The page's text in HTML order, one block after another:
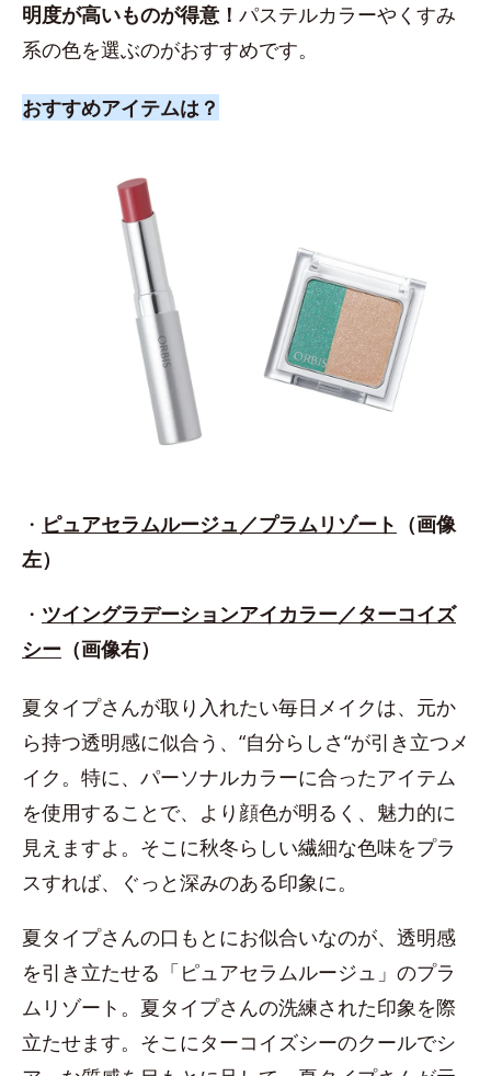
明度が高いものが得意！ パステルカラーやくすみ
系の色を選ぶのがおすすめです。
おすすめアイテムは？
・ ピュアセラムルージュ／プラムリゾート （画像
左）
・ ツイングラデーションアイカラー／ターコイズ
シー （画像右）
夏タイプさんが取り入れたい毎日メイクは、元か
ら持つ透明感に似合う、“自分らしさ“が引き立つメ
イク。特に、パーソナルカラーに合ったアイテム
を使用することで、より顔色が明るく、魅力的に
見えますよ。そこに秋冬らしい繊細な色味をプラ
スすれば、ぐっと深みのある印象に。
夏タイプさんの口もとにお似合いなのが、透明感
を引き立たせる「ピュアセラムルージュ」のプラ
ムリゾート。夏タイプさんの洗練された印象を際
立たせます。そこにターコイズシーのクールでシ